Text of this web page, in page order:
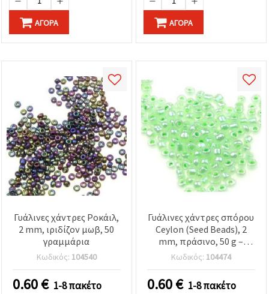
ΑΓΟΡΆ ΑΓΟΡΆ
Γυάλινες χάντρες Ροκάιλ,
2 mm, ιριδίζον μωβ, 50
γραμμάρια
Κωδικός: 104540
0.60€ 1-8 πακέτο
Γυάλινες χάντρες σπόρου
Ceylon (Seed Beads), 2
mm, πράσινο, 50 g –
ιδανικές για κατασκευή
κοσμημάτων &
διακόσμηση
Κωδικός: 104474
0.60€ 1-8 πακέτο